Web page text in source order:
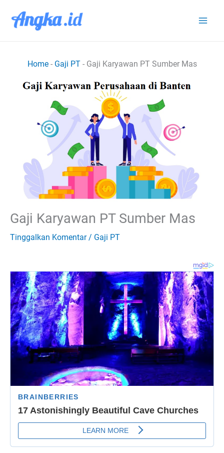
Home- Gaji PT- Gaji Karyawan PT Sumber Mas
Gaji Karyawan PT Sumber Mas
Tinggalkan Komentar / Gaji PT